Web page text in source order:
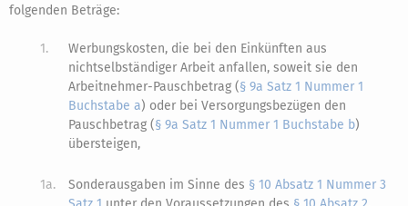
folgenden Beträge:
1.
Werbungskosten, die bei den Einkünften aus
nichtselbständiger Arbeit anfallen, soweit sie den
Arbeitnehmer-Pauschbetrag (§ 9a Satz 1 Nummer 1
Buchstabe a) oder bei Versorgungsbezügen den
Pauschbetrag (§ 9a Satz 1 Nummer 1 Buchstabe b)
übersteigen,
1a. Sonderausgaben im Sinne des § 10 Absatz 1 Nummer 3